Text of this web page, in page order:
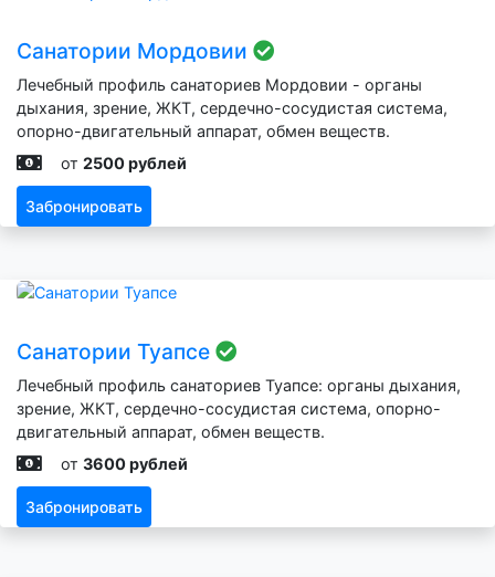
Санатории Мордовии
Лечебный профиль санаториев Мордовии - органы
дыхания, зрение, ЖКТ, сердечно-сосудистая система,
опорно-двигательный аппарат, обмен веществ.
от 2500 рублей
Забронировать
Санатории Туапсе
Лечебный профиль санаториев Туапсе: органы дыхания,
зрение, ЖКТ, сердечно-сосудистая система, опорно-
двигательный аппарат, обмен веществ.
от 3600 рублей
Забронировать